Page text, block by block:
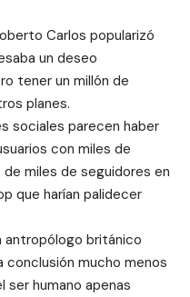
Carlos popularizó
un deseo
tener un millón de
planes.
sociales parecen haber
con miles de
miles de seguidores en
que harían palidecer
antropólogo británico
conclusión mucho menos
ser humano apenas